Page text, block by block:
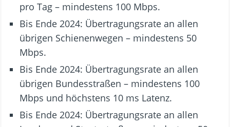
pro Tag – mindestens 100 Mbps.
Bis Ende 2024: Übertragungsrate an allen
übrigen Schienenwegen – mindestens 50
Mbps.
Bis Ende 2024: Übertragungsrate an allen
übrigen Bundesstraßen – mindestens 100
Mbps und höchstens 10 ms Latenz.
Bis Ende 2024: Übertragungsrate an allen